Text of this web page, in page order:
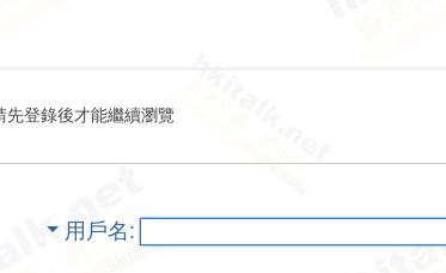
先登錄後才能繼續瀏覽
用戶名